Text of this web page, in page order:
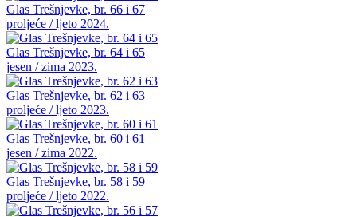
Glas Trešnjevke, br. 66 i 67
proljeće / ljeto 2024.
Glas Trešnjevke, br. 64 i 65
jesen / zima 2023.
Glas Trešnjevke, br. 62 i 63
proljeće / ljeto 2023.
Glas Trešnjevke, br. 60 i 61
jesen / zima 2022.
Glas Trešnjevke, br. 58 i 59
proljeće / ljeto 2022.